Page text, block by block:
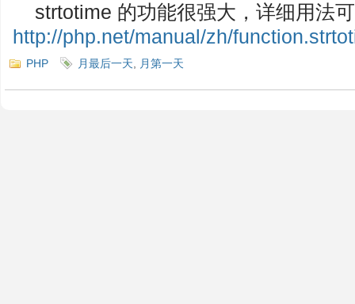
strtotime 的功能很强大，详细用法
http://php.net/manual/zh/
PHP 月最后一天 月第一天